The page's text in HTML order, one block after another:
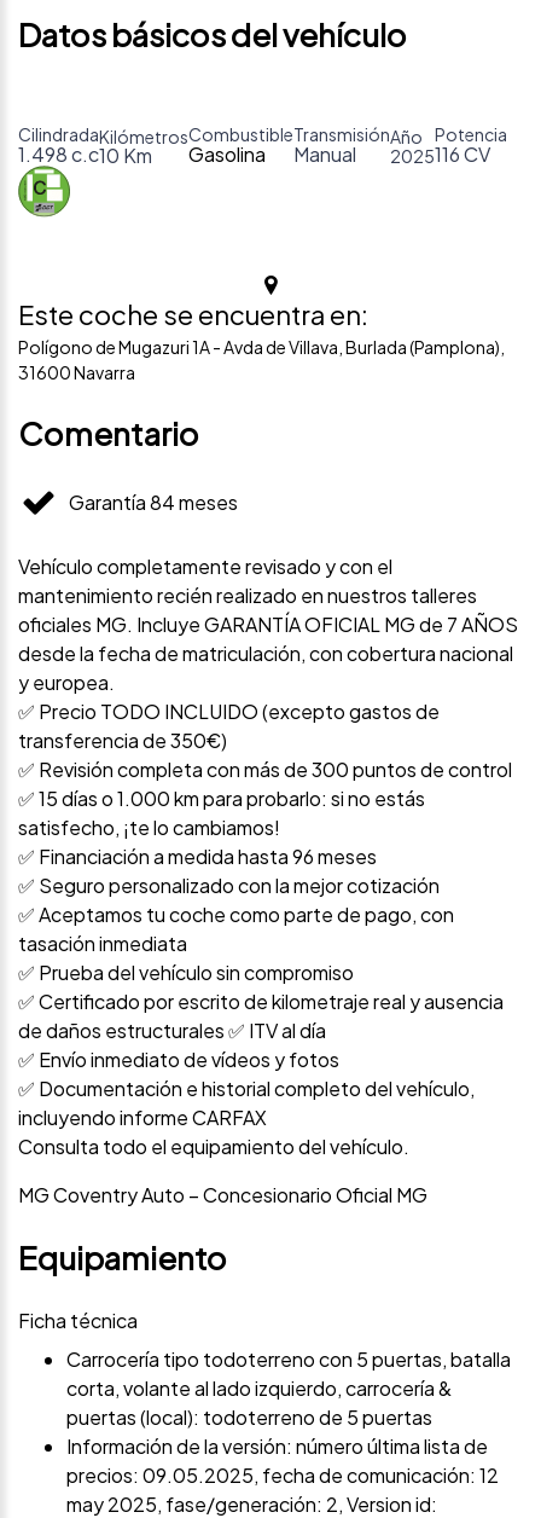
Datos básicos del vehículo
Cilindrada
1.498 c.c
Kilómetros
10 Km
Combustible
Gasolina
Transmisión
Manual
Año
2025
Potencia
116 CV
Este coche se encuentra en:
Polígono de Mugazuri 1A - Avda de Villava, Burlada (Pamplona),
31600 Navarra
Comentario
Garantía 84 meses
Vehículo completamente revisado y con el
mantenimiento recién realizado en nuestros talleres
oficiales MG. Incluye GARANTÍA OFICIAL MG de 7 AÑOS
desde la fecha de matriculación, con cobertura nacional
y europea.
✅ Precio TODO INCLUIDO (excepto gastos de
transferencia de 350€)
✅ Revisión completa con más de 300 puntos de control
✅ 15 días o 1.000 km para probarlo: si no estás
satisfecho, ¡te lo cambiamos!
✅ Financiación a medida hasta 96 meses
✅ Seguro personalizado con la mejor cotización
✅ Aceptamos tu coche como parte de pago, con
tasación inmediata
✅ Prueba del vehículo sin compromiso
✅ Certificado por escrito de kilometraje real y ausencia
de daños estructurales ✅ ITV al día
✅ Envío inmediato de vídeos y fotos
✅ Documentación e historial completo del vehículo,
incluyendo informe CARFAX
Consulta todo el equipamiento del vehículo.
MG Coventry Auto – Concesionario Oficial MG
Equipamiento
Ficha técnica
Carrocería tipo todoterreno con 5 puertas, batalla
corta, volante al lado izquierdo, carrocería &
puertas (local): todoterreno de 5 puertas
Información de la versión: número última lista de
precios: 09.05.2025, fecha de comunicación: 12
may 2025, fase/generación: 2, Version id: